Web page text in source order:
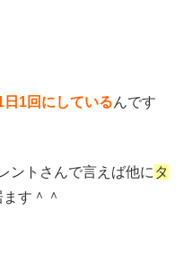
1回にしているんです
ントさんで言えば他に タ
す＾＾